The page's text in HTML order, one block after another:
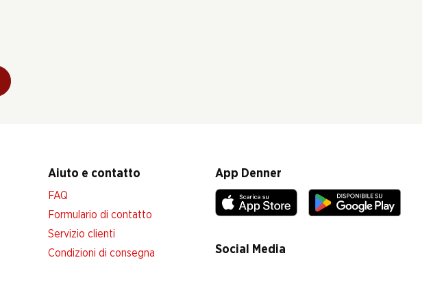
Aiuto e contatto
FAQ
Formulario di contatto
Servizio clienti
Condizioni di consegna
App Denner
Social Media